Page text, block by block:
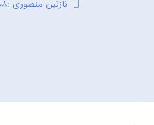
نازنین منصوری :۰۹۱۲۸۴۷۹۰۰۸